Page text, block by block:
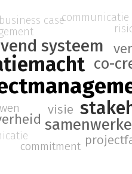
systeem
co-
visie
commitment
business casecommunicatie